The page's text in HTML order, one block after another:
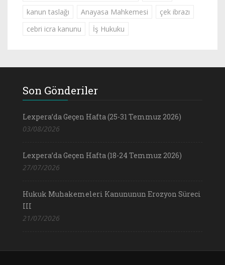
kanun taslağı
Anayasa Mahkemesi
çek ibrazı
cebri icra kanunu
İş Hukuku
Son Gönderiler
Lexpera’da Geçen Hafta (25-31 Temmuz 2026)
03/08/2026
Lexpera’da Geçen Hafta (18-24 Temmuz 2026)
27/07/2026
Hukuk Muhakemeleri Kanununun Erozyon Süreci
III
21/07/2026